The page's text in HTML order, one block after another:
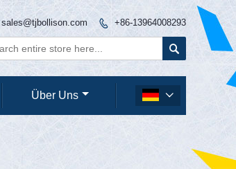
sales@tjbollison.com  +86-13964008293

Über Uns 